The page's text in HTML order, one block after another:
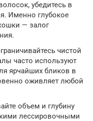
убедитесь в
Именно глубокое
— залог
чистой
часто используют
ярчайших бликов в
оживляет любой
объем и глубину
лессировочными